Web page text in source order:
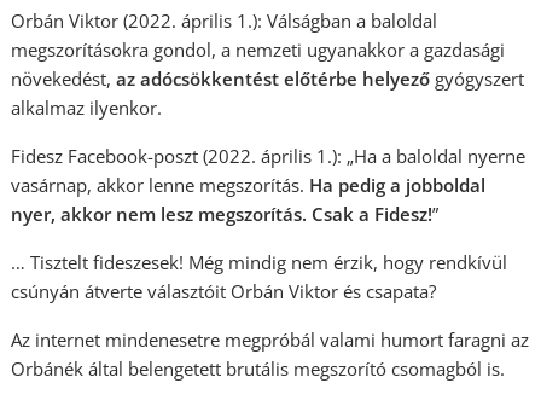
Orbán Viktor (2022. április 1.): Válságban a baloldal
megszorításokra gondol, a nemzeti ugyanakkor a gazdasági
növekedést,az adócsökkentést előtérbe helyező gyógyszert
alkalmaz ilyenkor.
Fidesz Facebook-poszt (2022. április 1.): „Ha a baloldal nyerne
vasárnap, akkor lenne megszorítás. Ha pedig a jobboldal
nyer, akkor nem lesz megszorítás. Csak a Fidesz!”
… Tisztelt fideszesek! Még mindig nem érzik, hogy rendkívül
csúnyán átverte választóit Orbán Viktor és csapata?
Az internet mindenesetre megpróbál valami humort faragni az
Orbánék által belengetett brutális megszorító csomagból is.